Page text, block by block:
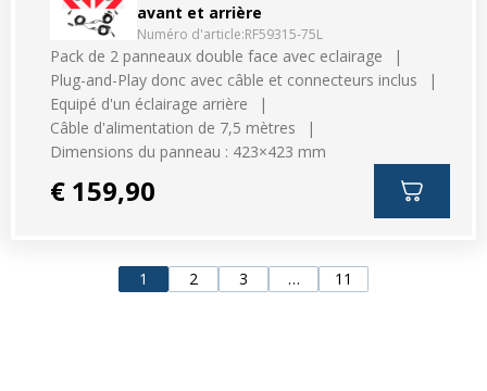
avant et arrière
Numéro d'article:RF59315-75L
Pack de 2 panneaux double face avec eclairage
Plug-and-Play donc avec câble et connecteurs inclus
Equipé d'un éclairage arrière
Câble d'alimentation de 7,5 mètres
Dimensions du panneau : 423×423 mm
€ 159,90
1 2 3 … 11